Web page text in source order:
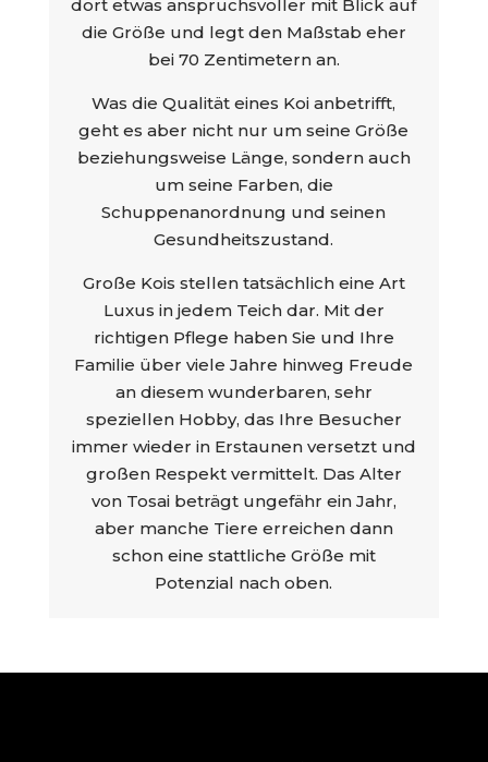
dort etwas anspruchsvoller mit Blick auf
die Größe und legt den Maßstab eher
bei 70 Zentimetern an.
Was die Qualität eines Koi anbetrifft,
geht es aber nicht nur um seine Größe
beziehungsweise Länge, sondern auch
um seine Farben, die
Schuppenanordnung und seinen
Gesundheitszustand.
Große Kois stellen tatsächlich eine Art
Luxus in jedem Teich dar. Mit der
richtigen Pflege haben Sie und Ihre
Familie über viele Jahre hinweg Freude
an diesem wunderbaren, sehr
speziellen Hobby, das Ihre Besucher
immer wieder in Erstaunen versetzt und
großen Respekt vermittelt. Das Alter
von Tosai beträgt ungefähr ein Jahr,
aber manche Tiere erreichen dann
schon eine stattliche Größe mit
Potenzial nach oben.